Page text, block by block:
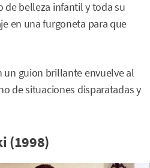
de belleza infantil y toda su
en una furgoneta para que
un guion brillante envuelve al
de situaciones disparatadas y
(1998)